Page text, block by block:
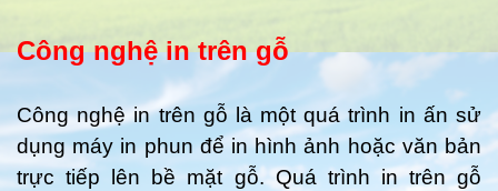
Công nghệ in trên gỗ
Công nghệ in trên gỗ là một quá trình in ấn sử
dụng máy in phun để in hình ảnh hoặc văn bản
trực tiếp lên bề mặt gỗ. Quá trình in trên gỗ